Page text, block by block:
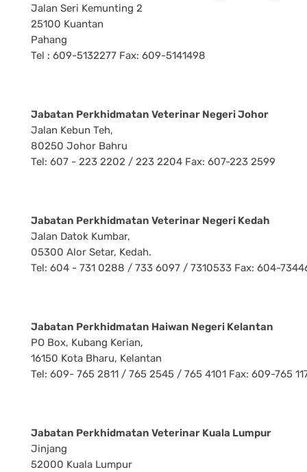
Jalan Seri Kemunting 2
25100 Kuantan
Pahang
Tel : 609-5132277 Fax: 609-5141498
Jabatan Perkhidmatan Veterinar Negeri Johor
Jalan Kebun Teh,
80250 Johor Bahru
Tel: 607 - 223 2202 / 223 2204 Fax: 607-223 2599
Jabatan Perkhidmatan Veterinar Negeri Kedah
Jalan Datok Kumbar,
05300 Alor Setar, Kedah.
Tel: 604 - 731 0288 / 733 6097 / 7310533 Fax: 604-
Jabatan Perkhidmatan Haiwan Negeri Kelantan
PO Box, Kubang Kerian,
16150 Kota Bharu, Kelantan
Tel: 609- 765 2811 / 765 2545 / 765 4101 Fax: 609-765
Jabatan Perkhidmatan Veterinar Kuala Lumpur
Jinjang
52000 Kuala Lumpur